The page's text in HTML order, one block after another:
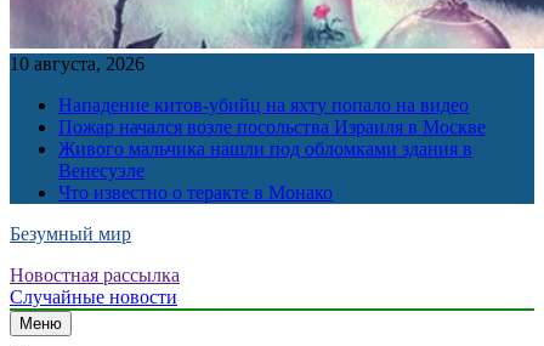
10 августа, 2026
Нападение китов-убийц на яхту попало на видео
Пожар начался возле посольства Израиля в Москве
Живого мальчика нашли под обломками здания в
Венесуэле
Что известно о теракте в Монако
Безумный мир
Новостная рассылка
Случайные новости
Меню